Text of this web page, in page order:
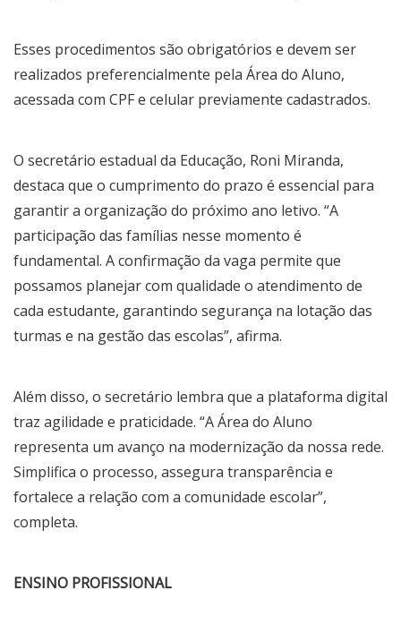
Esses procedimentos são obrigatórios e devem ser
realizados preferencialmente pela Área do Aluno,
acessada com CPF e celular previamente cadastrados.
O secretário estadual da Educação, Roni Miranda,
destaca que o cumprimento do prazo é essencial para
garantir a organização do próximo ano letivo. “A
participação das famílias nesse momento é
fundamental. A confirmação da vaga permite que
possamos planejar com qualidade o atendimento de
cada estudante, garantindo segurança na lotação das
turmas e na gestão das escolas”, afirma.
Além disso, o secretário lembra que a plataforma digital
traz agilidade e praticidade. “A Área do Aluno
representa um avanço na modernização da nossa rede.
Simplifica o processo, assegura transparência e
fortalece a relação com a comunidade escolar”,
completa.
ENSINO PROFISSIONAL